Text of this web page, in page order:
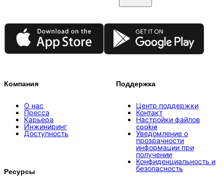
App Store Google Play
Компания
О нас
Пресса
Карьера
Инжиниринг
Доступность
Ресурсы
Поддержка
Центр поддержки
Контакт
Настройки файлов
cookie
Уведомление о
прозрачности
информации при
получении
Конфиденциальность и
безопасность